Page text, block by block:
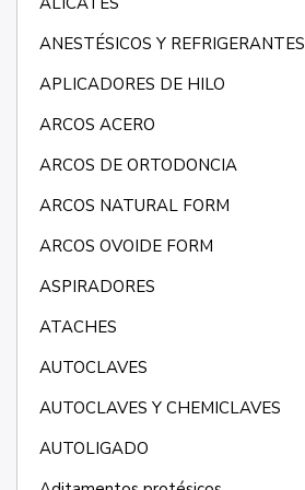
ANESTÉSICOS Y REFRIGERANTES
APLICADORES DE HILO
ARCOS ACERO
ARCOS DE ORTODONCIA
ARCOS NATURAL FORM
ARCOS OVOIDE FORM
ASPIRADORES
ATACHES
AUTOCLAVES
AUTOCLAVES Y CHEMICLAVES
AUTOLIGADO